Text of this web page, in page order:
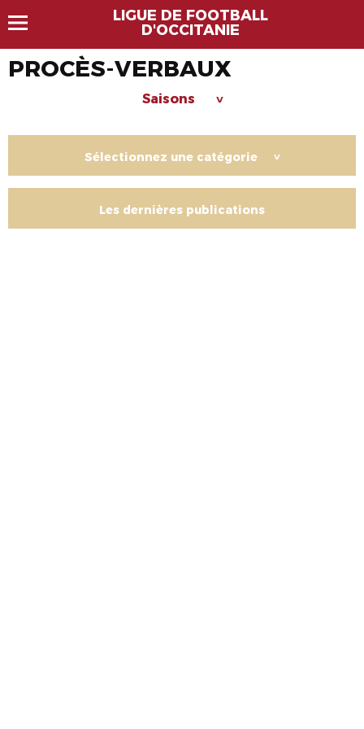
LIGUE DE FOOTBALL
D'OCCITANIE
PROCÈS-VERBAUX
Saisons >
Sélectionnez une catégorie >
Les dernières publications